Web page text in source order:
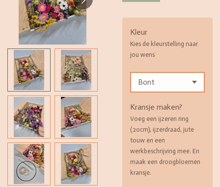
Kleur
Kies de kleurstelling naar
jou wens
Kransje maken?
Voeg een ijzeren ring
(20cm), ijzerdraad, jute
touw en een
werkbeschrijving mee. En
maak een droogbloemen
kransje.